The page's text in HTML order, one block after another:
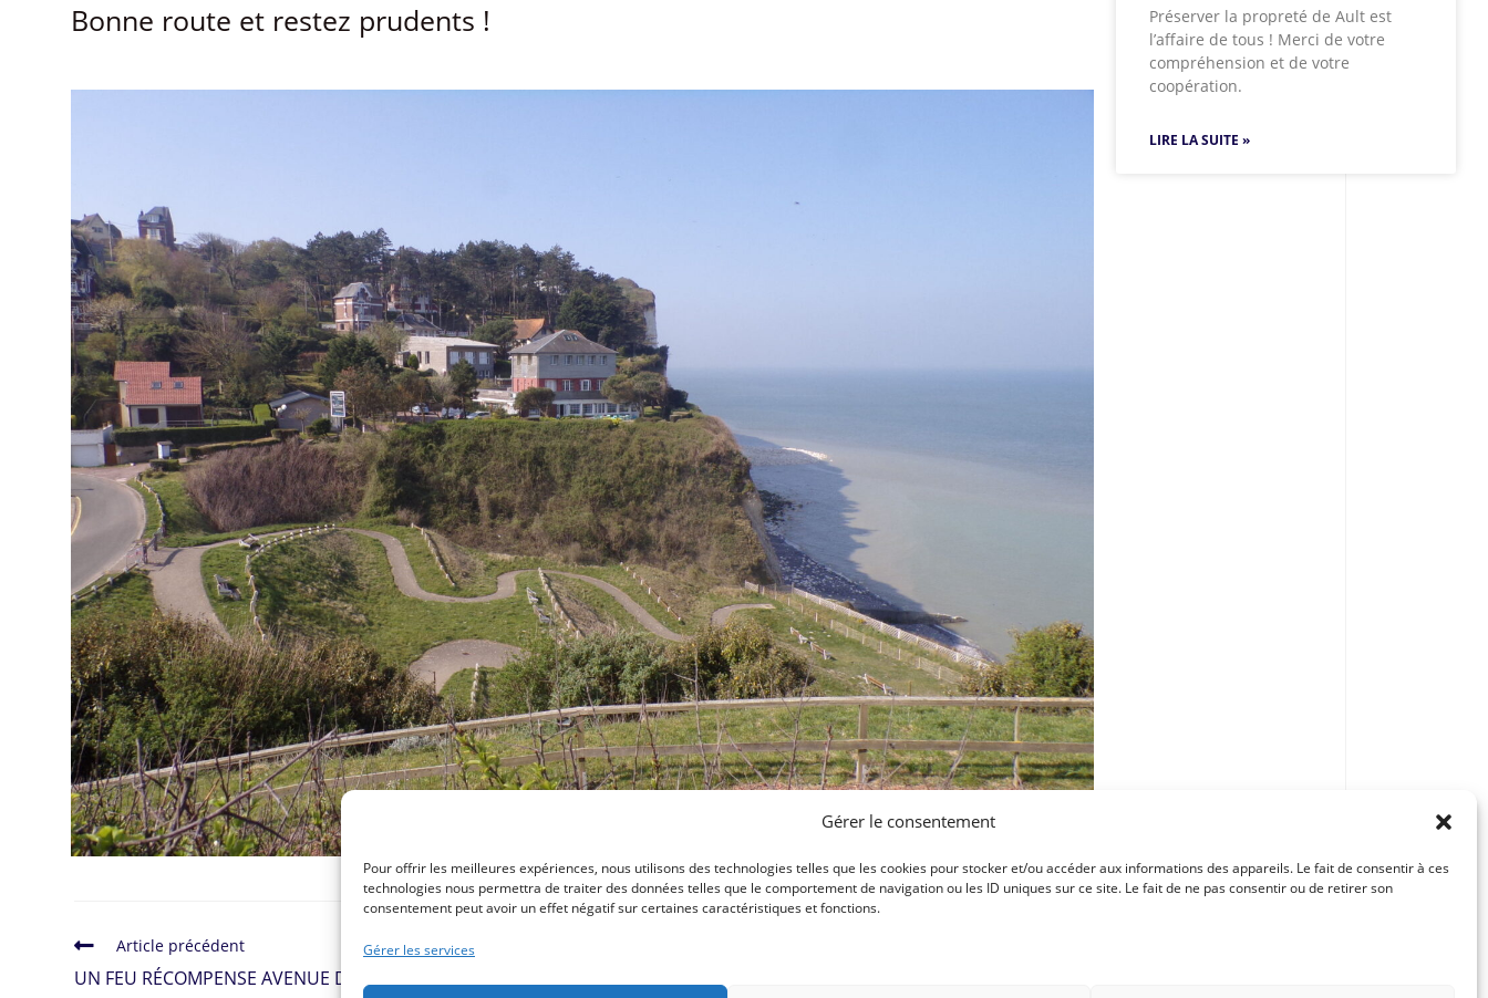
Gérer le consentement
Pour offrir les meilleures expériences, nous utilisons des technologies telles que les cookies pour stocker et/ou accéder aux informations des appareils. Le fait de consentir à ces
technologies nous permettra de traiter des données telles que le comportement de navigation ou les ID uniques sur ce site. Le fait de ne pas consentir ou de retirer son
consentement peut avoir un effet négatif sur certaines caractéristiques et fonctions.
Gérer les services
Bonne route et restez prudents !
Préserver la propreté de Ault est
l’affaire de tous ! Merci de votre
compréhension et de votre
coopération.
LIRE LA SUITE »
Article précédent
UN FEU RÉCOMPENSE AVENUE DU GÉNÉRAL LECLERC